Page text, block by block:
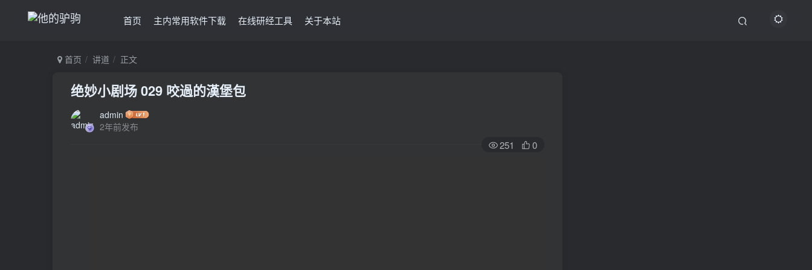
首页 主内常用软件下载 在线研经工具 关于本站
首页 讲道 正文
绝妙小剧场 029 咬過的漢堡包
admin
2年前发布
251 0